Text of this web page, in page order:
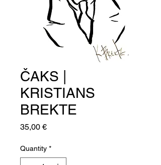
ČAKS |
KRISTIANS
BREKTE
35,00 €Price
Quantity *